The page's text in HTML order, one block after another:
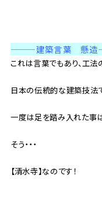
———建築言葉 懸造
これは言葉でもあり、工法
日本の伝統的な建築技法
一度は足を踏み入れた事
そう・・・
【清水寺】なのです！